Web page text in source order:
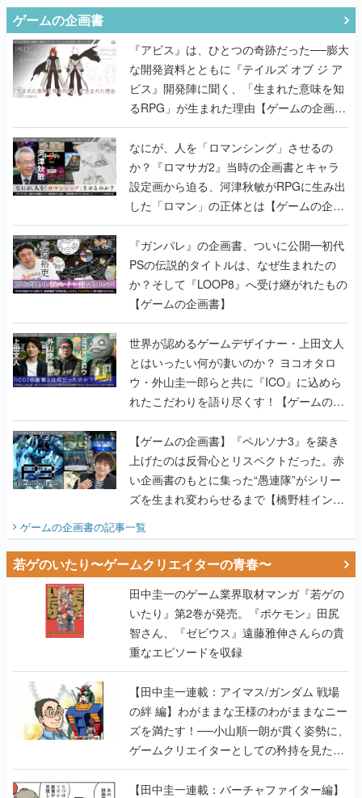
ゲームの企画書
『アビス』は、ひとつの奇跡だった──膨大
な開発資料とともに『テイルズ オブ ジ ア
ビス』開発陣に聞く、「生まれた意味を知
るRPG」が生まれた理由【ゲームの企画
書】
なにが、人を「ロマンシング」させるの
か？『ロマサガ2』当時の企画書とキャラ
設定画から迫る、河津秋敏がRPGに生み出
した「ロマン」の正体とは【ゲームの企画
書】
『ガンパレ』の企画書、ついに公開━初代
PSの伝説的タイトルは、なぜ生まれたの
か？そして『LOOP8』へ受け継がれたもの
【ゲームの企画書】
世界が認めるゲームデザイナー・上田文人
とはいったい何が凄いのか？ ヨコオタロ
ウ・外山圭一郎らと共に『ICO』に込めら
れたこだわりを語り尽くす！【ゲームの企
画書】
【ゲームの企画書】『ペルソナ3』を築き
上げたのは反骨心とリスペクトだった。赤
い企画書のもとに集った“愚連隊”がシリー
ズを生まれ変わらせるまで【橋野桂インタ
ゲームの企画書の記事一覧
若ゲのいたり〜ゲームクリエイターの青春〜
田中圭一のゲーム業界取材マンガ『若ゲの
いたり』第2巻が発売。『ポケモン』田尻
智さん、『ゼビウス』遠藤雅伸さんらの貴
重なエピソードを収録
【田中圭一連載：アイマス/ガンダム 戦場
の絆 編】わがままな王様のわがままなニー
ズを満たす！──小山順一朗が貫く姿勢に、
ゲームクリエイターとしての矜持を見た
【若ゲのいたり最終回】
【田中圭一連載：バーチャファイター編】